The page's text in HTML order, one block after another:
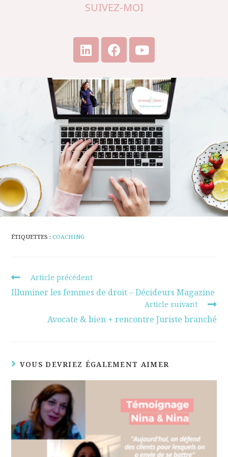
SUIVEZ-MOI
ÉTIQUETTES :COACHING
Article précédent
Illuminer les femmes de droit – Décideurs Magazine
Article suivant
Avocate & bien + rencontre Juriste branché
VOUS DEVRIEZ ÉGALEMENT AIMER